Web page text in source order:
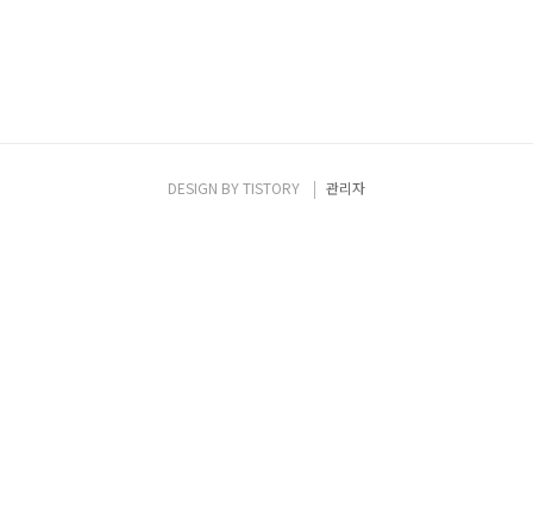
DESIGN BYTISTORY 관리자